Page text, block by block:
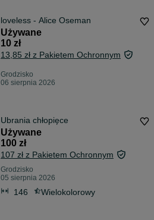
loveless - Alice Oseman
Używane
10 zł
13,85 zł z Pakietem Ochronnym
Grodzisko
06 sierpnia 2026
Ubrania chłopięce
Używane
100 zł
107 zł z Pakietem Ochronnym
Grodzisko
05 sierpnia 2026
146 Wielokolorowy